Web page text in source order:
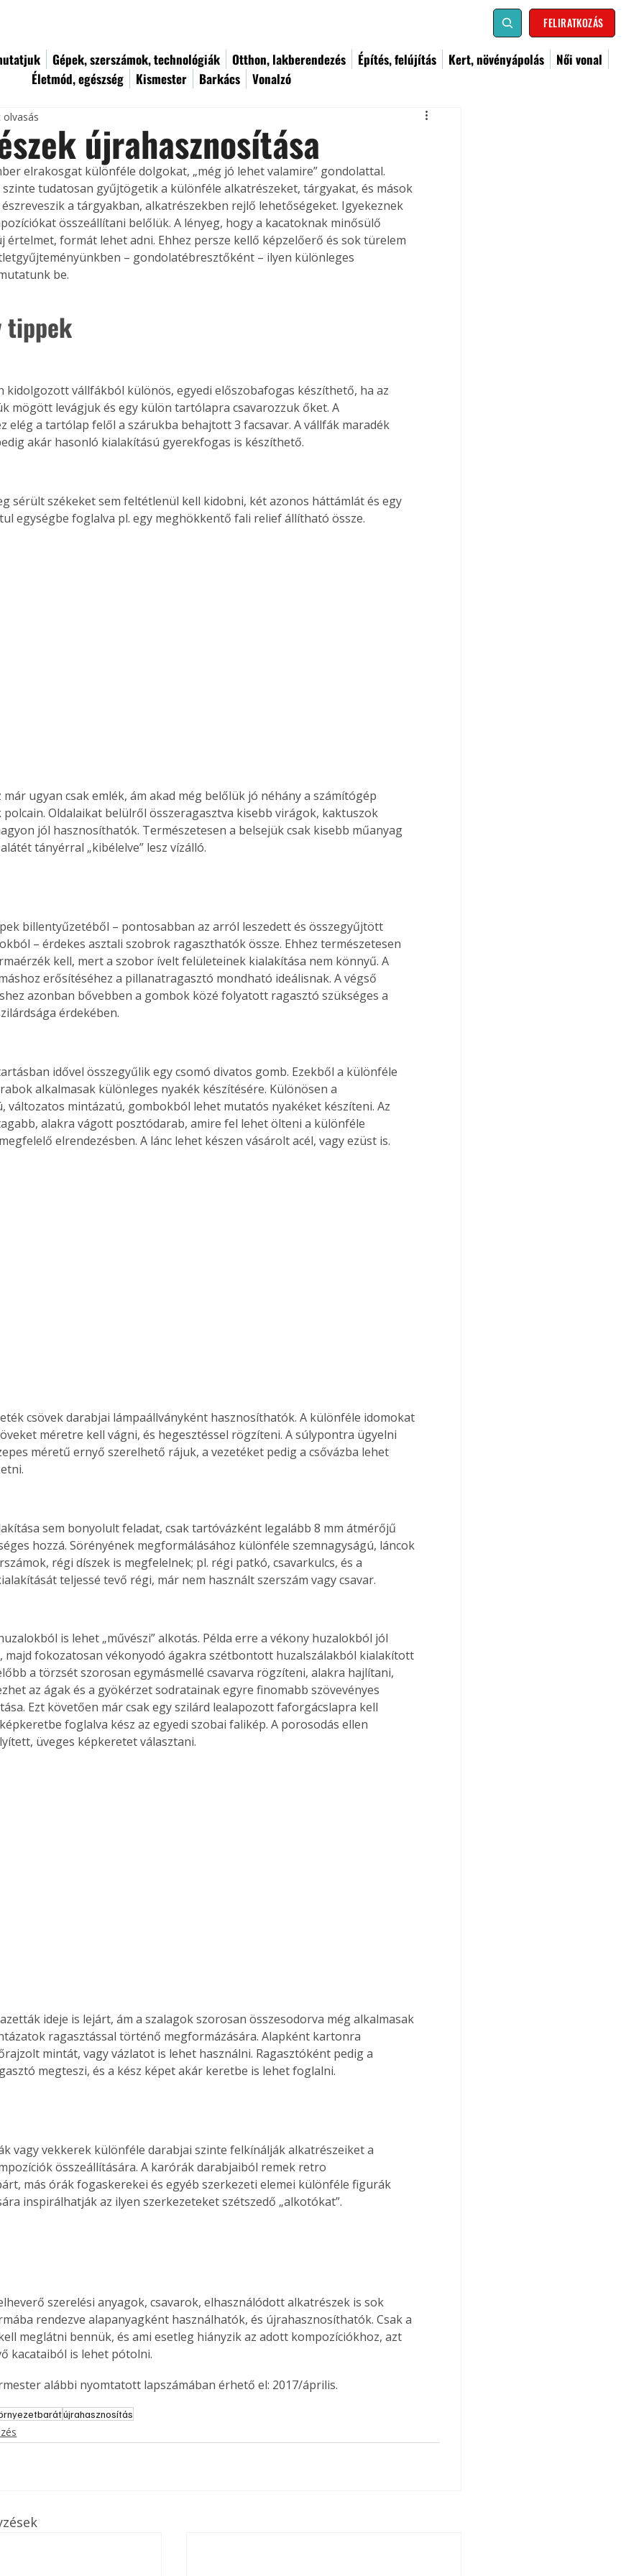
FELIRATKOZÁS
Gépek, szerszámok, technológiák Otthon, lakberendezés Építés, felújítás Kert, növényápolás
Női vonal
Életmód, egészség
Kismester Barkács Vonalzó
Old
új,
vagy
is
Bárhol,
párosítással kedvezményes
áron, 0 Ft postaköltséggel
megrendelhetők!
újrahasznosítása
olvasás
elrakosgat különféle dolgokat, „még jó lehet valamire” gondolattal.
szinte tudatosan gyűjtögetik a különféle alkatrészeket, tárgyakat, és mások
a tárgyakban, alkatrészekben rejlő lehetősé­geket. Igyekeznek
összeállítani belőlük. A lényeg, hogy a kacatoknak minősülő
értelmet, formát lehet adni. Ehhez persze kellő képzelőerő és sok türelem
– gondolatébresztőként – ilyen különleges
be.
tippek
mögött levágjuk és egy külön tartólapra csavarozzuk őket. A
elég a tartólap felől a szárukba behajtott 3 facsavar. A vállfák maradék
akár hasonló kialakítású gyerekfogas is készíthető.
egységbe foglalva pl. egy meghökkentő fali relief állítható össze.
Oldalaikat belülről összeragasztva kisebb virágok, kaktuszok
jól hasznosíthatók. Természetesen a belsejük csak kisebb műanyag
tányérral „kibélelve” lesz vízálló.
– érdekes asztali szobrok ragaszthatók össze. Ehhez természetesen
kell, mert a szobor ívelt felületeinek kialakítása nem könnyű. A
erősítéséhez a pillanatragasztó mondható ideálisnak. A végső
azonban bővebben a gombok közé folyatott ragasztó szükséges a
érdekében.
alkalmasak különleges nyakék készítésére. Különösen a
változatos mintázatú, gombokból lehet mutatós nyakéket készíteni. Az
alakra vágott posztódarab, amire fel lehet ölteni a különféle
elrendezésben. A lánc lehet készen vásárolt acél, vagy ezüst is.
méretre kell vágni, és hegesztéssel rögzíteni. A súlypontra ügyelni
méretű ernyő szerelhető rájuk, a vezetéket pedig a csővázba lehet
hozzá. Sörényének megformálásához különféle szemnagyságú, láncok
régi díszek is megfelelnek; pl. régi patkó, csavarkulcs, és a
teljessé tevő régi, már nem használt szerszám vagy csavar.
majd fokozatosan vékonyodó ágakra szétbontott huzalszálakból kialakított
a törzsét szorosan egymásmellé csavarva rögzíteni, alakra hajlítani,
az ágak és a gyökérzet sodratainak egyre finomabb szövevényes
Ezt követően már csak egy szilárd lealapozott faforgácslapra kell
foglalva kész az egyedi szobai falikép. A porosodás ellen
üveges képkeretet választani.
ragasztással történő megformázására. Alapként kartonra
mintát, vagy vázlatot is lehet használni. Ragasztóként pedig a
megteszi, és a kész képet akár keretbe is lehet foglalni.
összeállítására. A karórák darabjaiból remek retro
más órák fogaskerekei és egyéb szerkezeti elemei különféle figurák
inspirálhatják az ilyen szerkezeteket szétszedő „alkotókat”.
rendezve alapanyagként használhatók, és újrahasznosíthatók. Csak a
meglátni bennük, és ami esetleg hiányzik az adott kompozíciókhoz, azt
kacataiból is lehet pótolni.
alábbi nyomtatott lapszámában érhető el: 2017/április.
újrahasznosítás